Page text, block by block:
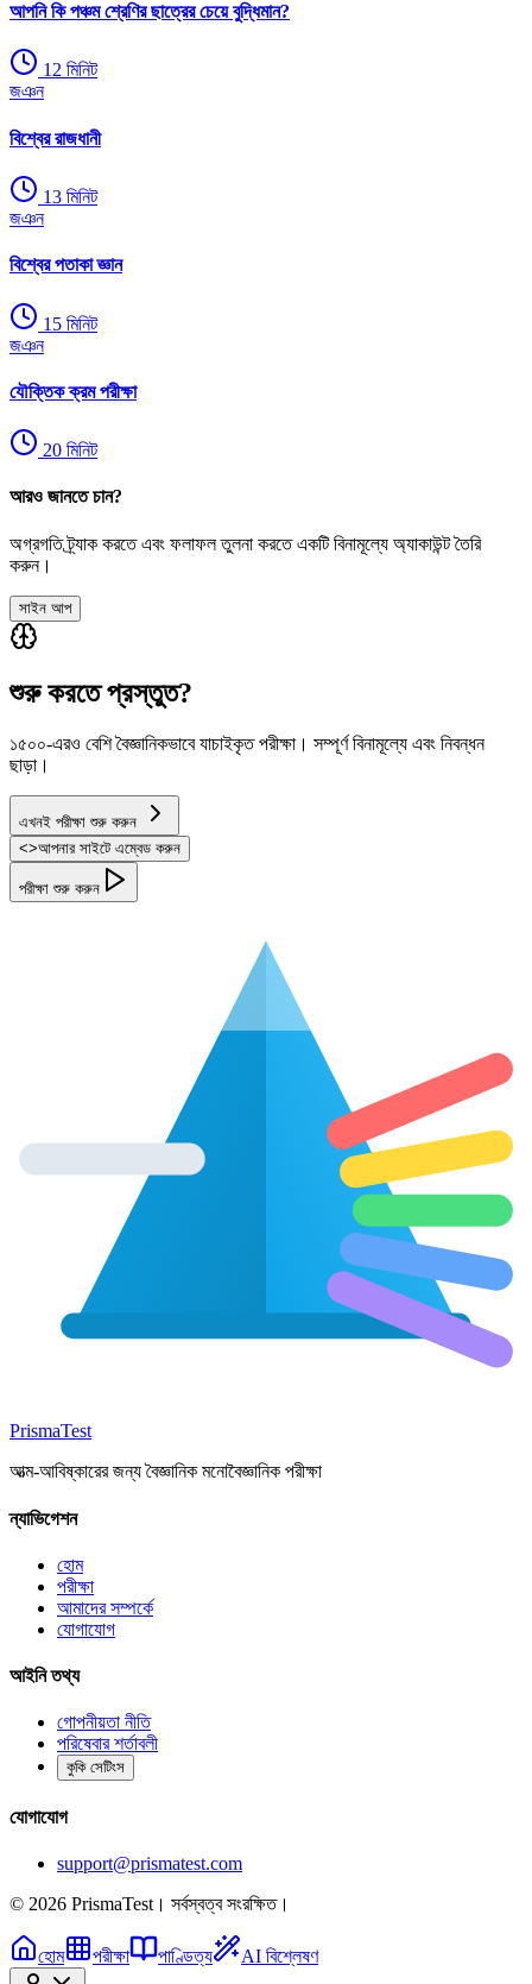
আপনি কি পঞ্চম শ্রেণির ছাত্রের চেয়ে বুদ্ধিমান?
12 মিনিট
জঞন
বিশ্বের রাজধানী
13 মিনিট
জঞন
বিশ্বের পতাকা জ্ঞান
15 মিনিট
জঞন
যৌক্তিক ক্রম পরীক্ষা
20 মিনিট
আরও জানতে চান?
অগ্রগতি ট্র্যাক করতে এবং ফলাফল তুলনা করতে একটি বিনামূল্যে অ্যাকাউন্ট তৈরি
করুন।
সাইন আপ
শুরু করতে প্রস্তুত?
১৫০০-এরও বেশি বৈজ্ঞানিকভাবে যাচাইকৃত পরীক্ষা। সম্পূর্ণ বিনামূল্যে এবং নিবন্ধন
ছাড়া।
এখনই পরীক্ষা শুরু করুন
<>আপনার সাইটে এম্বেড করুন
পরীক্ষা শুরু করুন
PrismaTest
আত্ম-আবিষ্কারের জন্য বৈজ্ঞানিক মনোবৈজ্ঞানিক পরীক্ষা
ন্যাভিগেশন
হোম
পরীক্ষা
আমাদের সম্পর্কে
যোগাযোগ
আইনি তথ্য
গোপনীয়তা নীতি
পরিষেবার শর্তাবলী
কুকি সেটিংস
যোগাযোগ
support@prismatest.com
© 2026 PrismaTest। সর্বস্বত্ব সংরক্ষিত।
হোম পরীক্ষা পাণ্ডিত্য AI বিশ্লেষণ